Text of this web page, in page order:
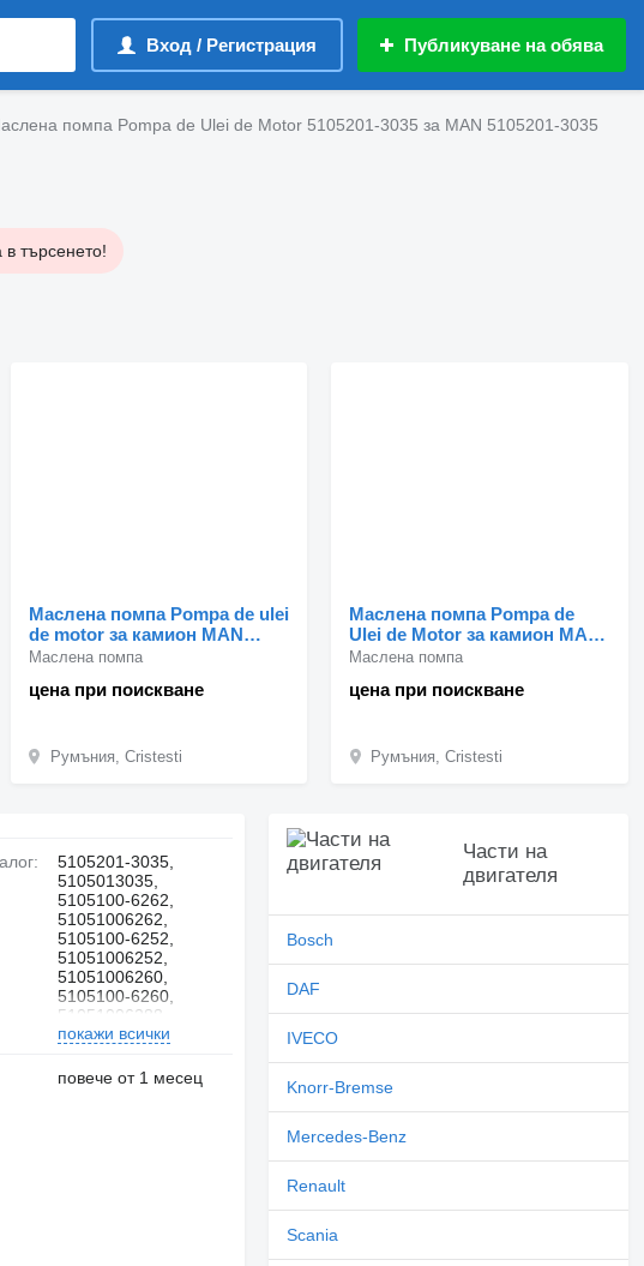
Вход / Регистрация Публикуване на обява
помпа Pompa de Ulei de Motor 5105201-3035 за MAN 5105201-3035
търсенето!
Маслена помпа Pompa de ulei
de motor за камион MAN
5105201-3035 5105013035
5105100-6252 51051006252
51051006250
цена при поискване
Маслена помпа
Румъния, Cristesti
Маслена помпа Pompa de
Ulei de Motor за камион MAN
51.05103-3086 403 101 02 20
цена при поискване
Маслена помпа
Румъния, Cristesti
5105201-3035,
5105013035,
5105100-6262,
51051006262,
5105100-6252,
51051006252,
51051006260,
5105100-6260,
51051006288,
5105100-6288,
покажи всички
повече от 1 месец
Части на
двигателя
Bosch
DAF
IVECO
Knorr-Bremse
Mercedes-Benz
Renault
Scania